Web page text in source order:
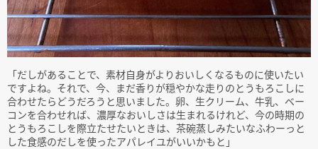
「だしがあることで、素材自身がよりおいしくなるものに使いたい
ですよね。それで、今、まだ香りが穏やかな走りのとうもろこしに
合わせたらどうだろうと思いました。卵、生クリーム、牛乳、ベー
コンを合わせれば、濃厚なおいしさは生まれるけれど、今の時期の
とうもろこしを際立たせたいときは、茶碗蒸しみたいなふわーっと
した食感のだしを使ったアパレイユがいいかもと」